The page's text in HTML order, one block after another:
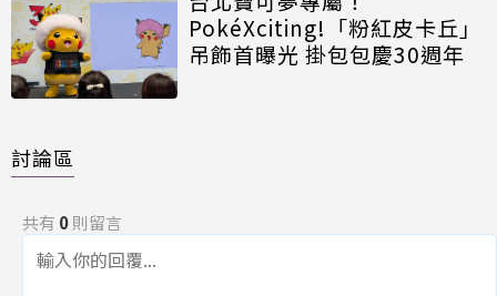
PokéXciting!「粉紅皮卡丘」
吊飾首曝光 掛包包慶30週年
討論區
共有 0則留言